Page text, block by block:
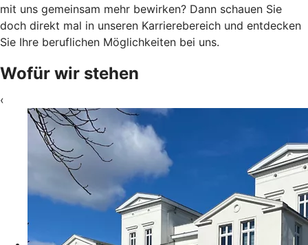
mit uns gemeinsam mehr bewirken? Dann schauen Sie
doch direkt mal in unseren Karrierebereich und entdecken
Sie Ihre beruflichen Möglichkeiten bei uns.
Wofür wir stehen
‹